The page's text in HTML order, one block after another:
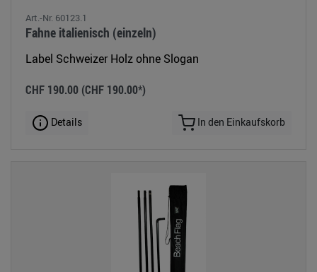
Art.-Nr. 60123.1
Fahne italienisch (einzeln)
Label Schweizer Holz ohne Slogan
CHF 190.00 (CHF 190.00*)
Details In den Einkaufskorb